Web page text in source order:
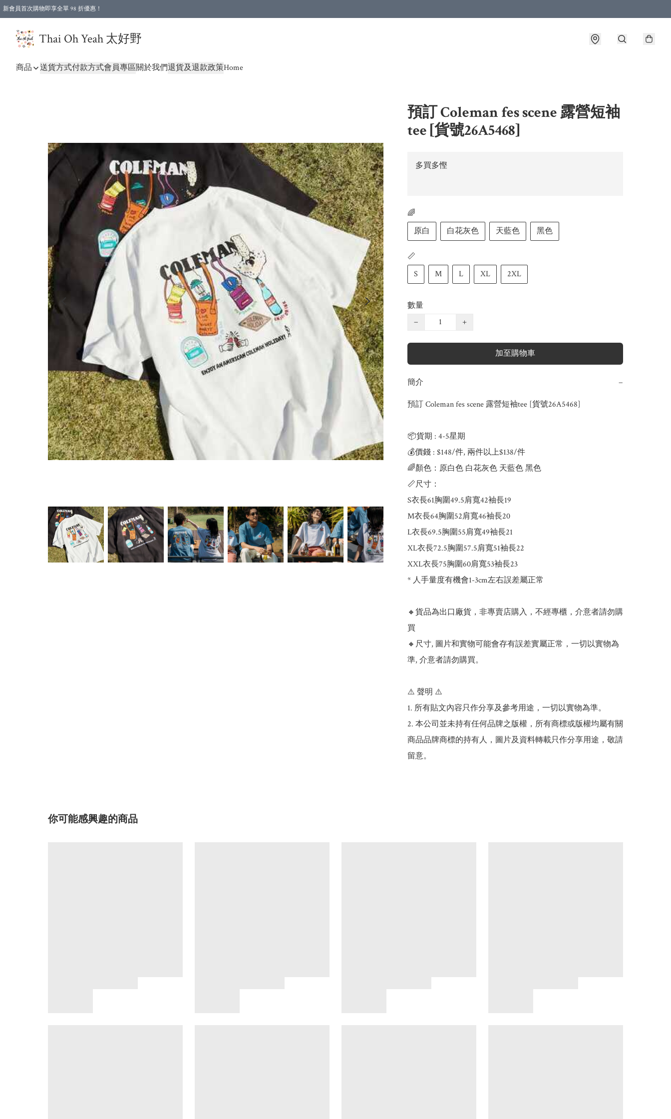
新會員首次購物即享全單 98 折優惠！
Thai Oh Yeah 太好野
商品 送貨方式付款方式會員專區關於我們退貨及退款政策Home
預訂 Coleman fes scene 露營短袖
tee [貨號26A5468]
多買多慳
🌈
原白
白花灰色 天藍色 黑色
📏
S
M L XL 2XL
數量
−
+
加至購物車
簡介 −
預訂 Coleman fes scene 露營短袖tee [貨號26A5468]
📦貨期 : 4-5星期
💰價錢 : $148/件, 兩件以上$138/件
🌈顏色：原白色 白花灰色 天藍色 黑色
📏尺寸：
S衣長61胸圍49.5肩寬42袖長19
M衣長64胸圍52肩寬46袖長20
L衣長69.5胸圍55肩寬49袖長21
XL衣長72.5胸圍57.5肩寬51袖長22
XXL衣長75胸圍60肩寬53袖長23
* 人手量度有機會1-3cm左右誤差屬正常
🔸貨品為出口廠貨，非專賣店購入，不經專櫃，介意者請勿購
買
🔸尺寸, 圖片和實物可能會存有誤差實屬正常，一切以實物為
準, 介意者請勿購買。
⚠️ 聲明 ⚠️
1. 所有貼文內容只作分享及參考用途，一切以實物為準。
2. 本公司並未持有任何品牌之版權，所有商標或版權均屬有關
商品品牌商標的持有人，圖片及資料轉載只作分享用途，敬請
你可能感興趣的商品